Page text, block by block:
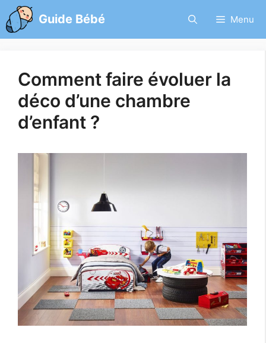
Aller
au
contenu
Guide Bébé Menu
Comment faire évoluer la
déco d’une chambre
d’enfant ?